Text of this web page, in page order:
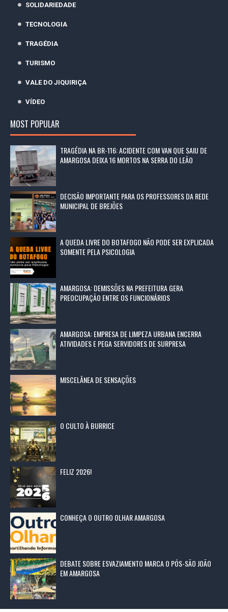
SOLIDARIEDADE
TECNOLOGIA
TRAGÉDIA
TURISMO
VALE DO JIQUIRIÇA
VÍDEO
MOST POPULAR
TRAGÉDIA NA BR-116: ACIDENTE COM VAN QUE SAIU DE
AMARGOSA DEIXA 16 MORTOS NA SERRA DO LEÃO
DECISÃO IMPORTANTE PARA OS PROFESSORES DA REDE
MUNICIPAL DE BREJÕES
A QUEDA LIVRE DO BOTAFOGO NÃO PODE SER EXPLICADA
SOMENTE PELA PSICOLOGIA
AMARGOSA: DEMISSÕES NA PREFEITURA GERA
PREOCUPAÇÃO ENTRE OS FUNCIONÁRIOS
AMARGOSA: EMPRESA DE LIMPEZA URBANA ENCERRA
ATIVIDADES E PEGA SERVIDORES DE SURPRESA
MISCELÂNEA DE SENSAÇÕES
O CULTO À BURRICE
FELIZ 2026!
CONHEÇA O OUTRO OLHAR AMARGOSA
DEBATE SOBRE ESVAZIAMENTO MARCA O PÓS-SÃO JOÃO
EM AMARGOSA